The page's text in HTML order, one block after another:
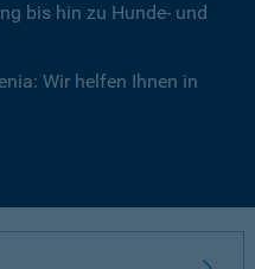
bis hin zu Hunde- und
Wir helfen Ihnen in